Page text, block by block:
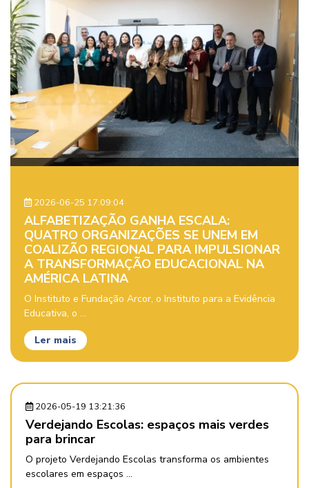
2026-06-25 17:09:04
ALFABETIZAÇÃO GANHA ESCALA:
QUATRO ORGANIZAÇÕES SE UNEM EM
COALIZÃO REGIONAL PARA IMPULSIONAR
A TRANSFORMAÇÃO EDUCACIONAL NA
AMÉRICA LATINA
O Instituto e Fundação Arcor, o Instituto para a Evidência
Educativa, o ...
Ler mais
2026-05-19 13:21:36
Verdejando Escolas: espaços mais verdes
para brincar
O projeto Verdejando Escolas transforma os ambientes
escolares em espaços ...